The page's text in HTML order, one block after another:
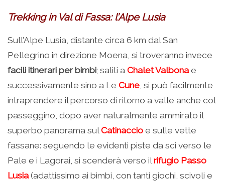
Trekking in Val di Fassa: l’Alpe Lusia
Sull’Alpe Lusia, distante circa 6 km dal San
Pellegrino in direzione Moena, si troveranno invece
facili itinerari per bimbi; saliti a Chalet Valbona e
successivamente sino a Le Cune , si può facilmente
intraprendere il percorso di ritorno a valle anche col
passeggino, dopo aver naturalmente ammirato il
superbo panorama sul Catinaccio e sulle vette
fassane: seguendo le evidenti piste da sci verso le
Pale e i Lagorai, si scenderà verso il rifugio Passo
Lusia (adattissimo ai bimbi, con tanti giochi, scivoli e